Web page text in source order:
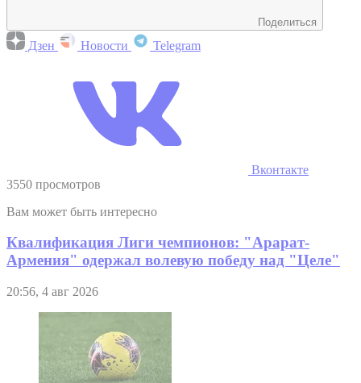
Поделиться
Дзен Новости Telegram
Вконтакте
3550 просмотров
Вам может быть интересно
Квалификация Лиги чемпионов: "Арарат-
Армения" одержал волевую победу над "Целе"
20:56, 4 авг 2026